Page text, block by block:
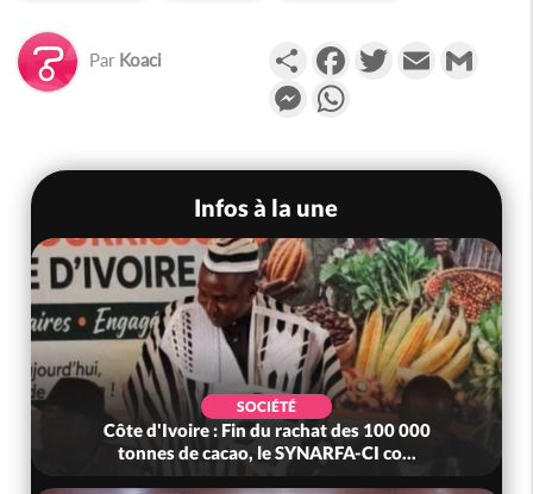
Par Koaci PartagerFacebookTwitterEmail
Messenger
Infos à la une
SOCIÉTÉ
Côte d'Ivoire : Fin du rachat des 100 000
tonnes de cacao, le SYNARFA-CI co...